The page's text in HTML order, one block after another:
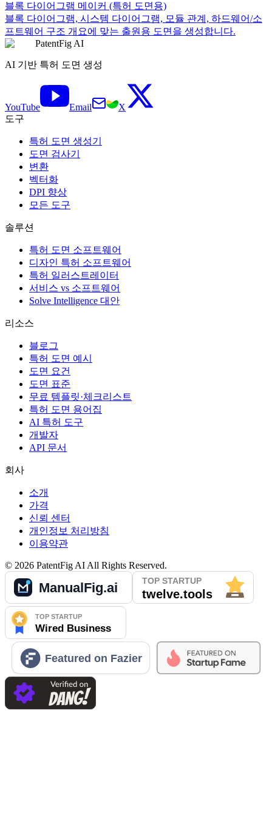
블록 다이어그램 메이커 (특허 도면용)
블록 다이어그램, 시스템 다이어그램, 모듈 관계, 하드웨어/소
프트웨어 구조 개요에 맞는 출원용 도면을 생성합니다.
PatentFig AI
AI 기반 특허 도면 생성
YouTube Email
X
도구
특허 도면 생성기
도면 검사기
변환
벡터화
DPI 향상
모든 도구
솔루션
특허 도면 소프트웨어
디자인 특허 소프트웨어
특허 일러스트레이터
서비스 vs 소프트웨어
Solve Intelligence 대안
리소스
블로그
특허 도면 예시
도면 요건
도면 표준
무료 템플릿·체크리스트
특허 도면 용어집
AI 특허 도구
개발자
API 문서
회사
소개
가격
신뢰 센터
개인정보 처리방침
이용약관
© 2026 PatentFig AI All Rights Reserved.